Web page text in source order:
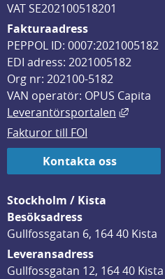
VAT SE202100518201
Fakturaadress
PEPPOL ID: 0007:2021005182
EDI adress: 2021005182
Org nr: 202100-5182
VAN operatör: OPUS Capita
Leverantörsportalen
Länk
Fakturor till FOI
Kontakta oss
Stockholm / Kista
Besöksadress
Gullfossgatan 6, 164 40 Kista
Leveransadress
Gullfossgatan 12, 164 40 Kista